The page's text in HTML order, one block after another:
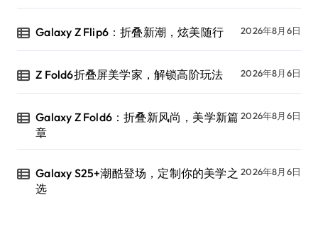
Galaxy Z Flip6：折叠新潮，炫美随行 2026年8月6日
Z Fold6折叠屏美学家，解锁高阶玩法 2026年8月6日
Galaxy Z Fold6：折叠新风尚，美学新篇
章
2026年8月6日
Galaxy S25+潮酷登场，定制你的美学之
选
2026年8月6日